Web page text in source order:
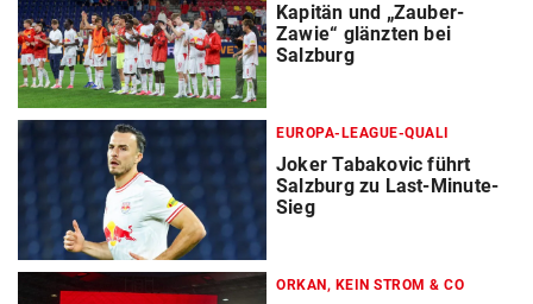
Kapitän und „Zauber-
Zawie“ glänzten bei
Salzburg
EUROPA-LEAGUE-QUALI
Joker Tabakovic führt
Salzburg zu Last-Minute-
Sieg
ORKAN, KEIN STROM & CO